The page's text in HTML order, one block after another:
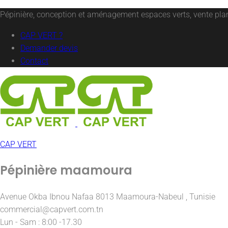
Pépinière, conception et aménagement espaces verts, vente
CAP VERT ?
Demander devis
Contact
CAP VERT
Pépinière maamoura
Avenue Okba Ibnou Nafaa 8013 Maamoura-Nabeul , Tunisie
commercial@capvert.com.tn
Lun - Sam : 8:00 -17.30